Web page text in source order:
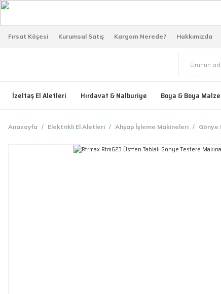
Fırsat Köşesi Kurumsal Satış Kargom Nerede? Hakkımızda
İzeltaş El Aletleri Hırdavat & Nalburiye Boya & Boya
Anasayfa Elektrikli El Aletleri Ahşap İşleme Makineleri Gönye